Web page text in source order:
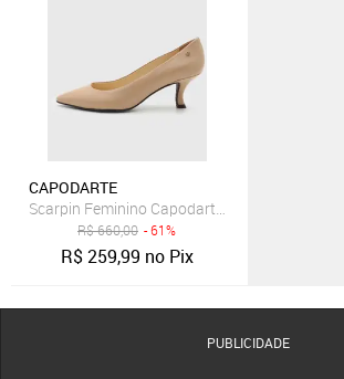
CAPODARTE
R$660,00 - 61%
R$259,99 no Pix
PUBLICIDADE